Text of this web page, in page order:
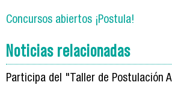
Concursos abiertos ¡Postula!
Noticias relacionadas
Participa del "Taller de Postulación